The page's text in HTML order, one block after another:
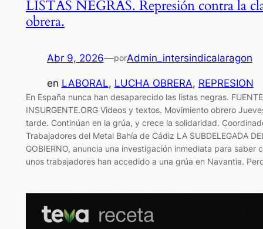
LISTAS NEGRAS. Represión contra la
obrera.
Abr 9, 2026—porAdmin_intersindicalaragon
en LABORAL, LUCHA OBRERA, REPRESION
En España nunca han desaparecido las listas negras.
INSURGENTE.ORG Videos y textos. Movimiento obrero
tarde. Continúan en la grúa, y crece la solidaridad.
Trabajadores del Metal Bahía de Cádiz LA SUBDELEGADA
GOBIERNO, anuncia una investigación inmediata para saber
unos trabajadores han accedido a una grúa en Navantia.